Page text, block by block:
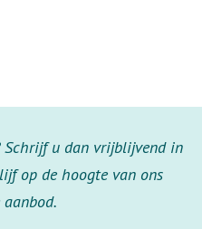
u dan vrijblijvend in
op de hoogte van ons
aanbod.